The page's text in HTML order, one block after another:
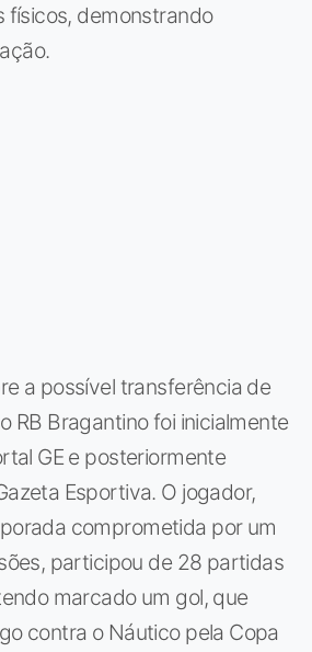
físicos, demonstrando
a possível transferência de
RB Bragantino foi inicialmente
GE e posteriormente
Esportiva. O jogador,
comprometida por um
participou de 28 partidas
marcado um gol, que
contra o Náutico pela Copa